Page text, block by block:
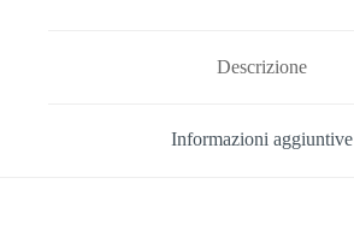
Descrizione
Informazioni aggiuntive